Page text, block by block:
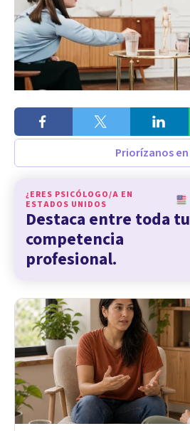
Priorízanos en
¿ERES PSICÓLOGO/A EN
ESTADOS UNIDOS
Destaca entre toda tu
competencia
profesional.